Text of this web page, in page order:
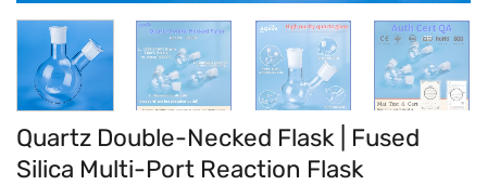
Quartz Double-Necked Flask | Fused
Silica Multi-Port Reaction Flask